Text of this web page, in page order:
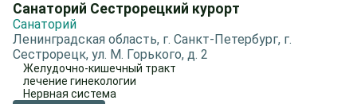
Санаторий Сестрорецкий курорт
Санаторий
Ленинградская область, г. Санкт-Петербург, г.
Сестрорецк, ул. М. Горького, д. 2
Желудочно-кишечный тракт
лечение гинекологии
Нервная система